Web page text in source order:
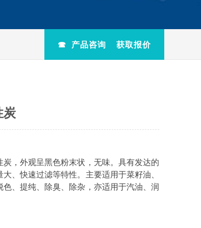
☎ 产品咨询 获取报价
炭
炭，外观呈黑色粉末状，无味。具有发达的
、快速过滤等特性。主要适用于菜籽油、
色、提纯、除臭、除杂，亦适用于汽油、润